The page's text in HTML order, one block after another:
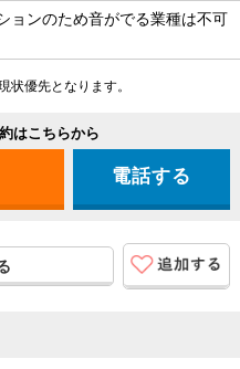
ョンのため音がでる業種は不可
優先となります。
はこちらから
電話する